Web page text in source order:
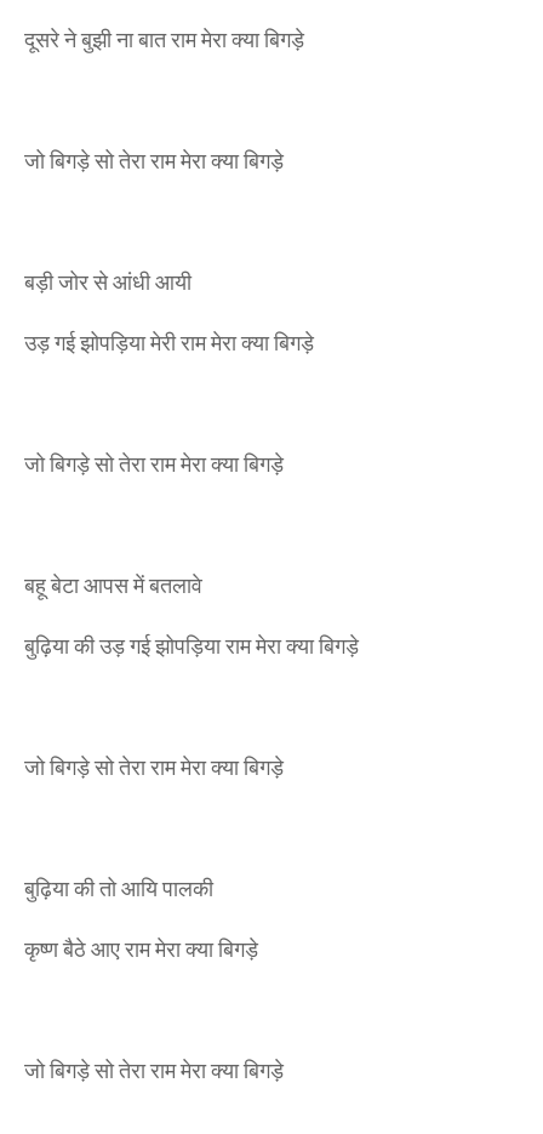
दूसरे ने बुझी ना बात राम मेरा क्या बिगड़े
जो बिगड़े सो तेरा राम मेरा क्या बिगड़े
बड़ी जोर से आंधी आयी
उड़ गई झोपड़िया मेरी राम मेरा क्या बिगड़े
जो बिगड़े सो तेरा राम मेरा क्या बिगड़े
बहू बेटा आपस में बतलावे
बुढ़िया की उड़ गई झोपड़िया राम मेरा क्या बिगड़े
जो बिगड़े सो तेरा राम मेरा क्या बिगड़े
बुढ़िया की तो आयि पालकी
कृष्ण बैठे आए राम मेरा क्या बिगड़े
जो बिगड़े सो तेरा राम मेरा क्या बिगड़े